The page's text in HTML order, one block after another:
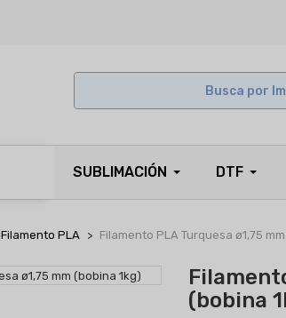
SUBLIMACIÓN DTF
Filamento PLA Filamento PLA Turquesa ø1,75
(bobina